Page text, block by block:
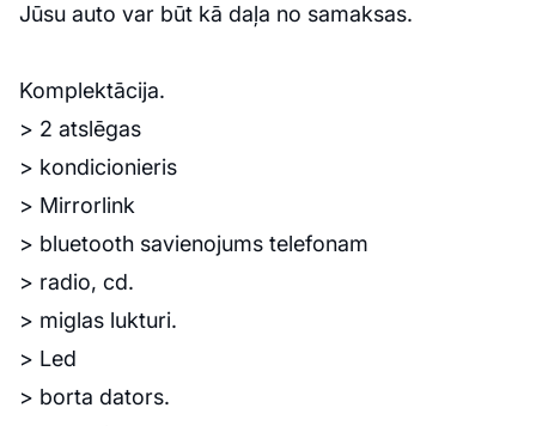
Jūsu auto var būt kā daļa no samaksas.
Komplektācija.
> 2 atslēgas
> kondicionieris
> Mirrorlink
> bluetooth savienojums telefonam
> radio, cd.
> miglas lukturi.
> Led
> borta dators.